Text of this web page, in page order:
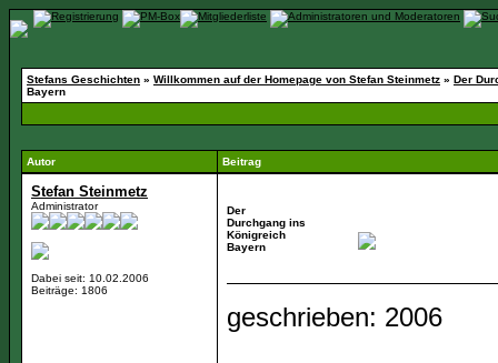
Stefans Geschichten » Willkommen auf der Homepage von Stefan Steinmetz » Der
Bayern
Autor Beitrag
Stefan Steinmetz
Administrator
Dabei seit: 10.02.2006
Beiträge: 1806
Der
Durchgang ins
Königreich
Bayern
geschrieben: 2006